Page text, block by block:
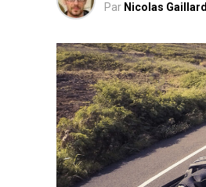
Par Nicolas Gaillard